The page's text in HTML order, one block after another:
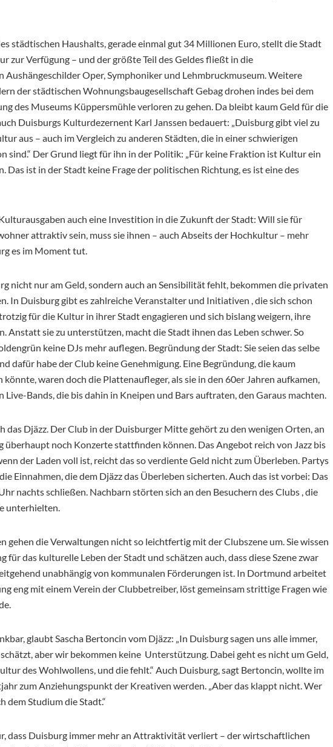
städtischen Haushalts, gerade einmal gut 34 Millionen Euro, stellt die Stadt
zur Verfügung – und der größte Teil des Geldes fließt in die
Aushängeschilder Oper, Symphoniker und Lehmbruckmuseum. Weitere
der städtischen Wohnungsbaugesellschaft Gebag drohen indes bei dem
des Museums Küppersmühle verloren zu gehen. Da bleibt kaum Geld für die
Duisburgs Kulturdezernent Karl Janssen bedauert: „Duisburg gibt viel zu
aus – auch im Vergleich zu anderen Städten, die in einer schwierigen
sind.“ Der Grund liegt für ihn in der Politik: „Für keine Fraktion ist Kultur ein
Das ist in der Stadt keine Frage der politischen Richtung, es ist eine des
auch eine Investition in die Zukunft der Stadt: Will sie für
attraktiv sein, muss sie ihnen – auch Abseits der Hochkultur – mehr
es im Moment tut.
nicht nur am Geld, sondern auch an Sensibilität fehlt, bekommen die privaten
In Duisburg gibt es zahlreiche Veranstalter und Initiativen , die sich schon
für die Kultur in ihrer Stadt engagieren und sich bislang weigern, ihre
Anstatt sie zu unterstützen, macht die Stadt ihnen das Leben schwer. So
keine DJs mehr auflegen. Begründung der Stadt: Sie seien das selbe
dafür habe der Club keine Genehmigung. Eine Begründung, die kaum
waren doch die Plattenaufleger, als sie in den 60er Jahren aufkamen,
Live-Bands, die bis dahin in Kneipen und Bars auftraten, den Garaus machten.
das Djäzz. Der Club in der Duisburger Mitte gehört zu den wenigen Orten, an
überhaupt noch Konzerte stattfinden können. Das Angebot reich von Jazz bis
der Laden voll ist, reicht das so verdiente Geld nicht zum Überleben. Partys
Einnahmen, die dem Djäzz das Überleben sicherten. Auch das ist vorbei: Das
nachts schließen. Nachbarn störten sich an den Besuchern des Clubs , die
unterhielten.
gehen die Verwaltungen nicht so leichtfertig mit der Clubszene um. Sie wissen
für das kulturelle Leben der Stadt und schätzen auch, dass diese Szene zwar
unabhängig von kommunalen Förderungen ist. In Dortmund arbeitet
eng mit einem Verein der Clubbetreiber, löst gemeinsam strittige Fragen wie
glaubt Sascha Bertoncin vom Djäzz: „In Duisburg sagen uns alle immer,
aber wir bekommen keine Unterstützung. Dabei geht es nicht um Geld,
des Wohlwollens, und die fehlt.“ Auch Duisburg, sagt Bertoncin, wollte im
zum Anziehungspunkt der Kreativen werden. „Aber das klappt nicht. Wer
dem Studium die Stadt.“
dass Duisburg immer mehr an Attraktivität verliert – der wirtschaftlichen